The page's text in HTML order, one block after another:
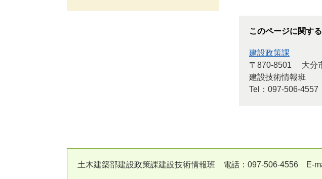
このページに関す
建設政策課
〒870-8501
大分
建設技術情報班
Tel：097-506-4557
土木建築部建設政策課建設技術情報班 電話：097-506-4556 E-